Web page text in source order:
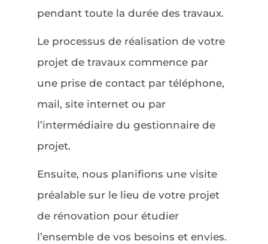
pendant toute la durée des travaux.
Le processus de réalisation de votre
projet de travaux commence par
une prise de contact par téléphone,
mail, site internet ou par
l’intermédiaire du gestionnaire de
projet.
Ensuite, nous planifions une visite
préalable sur le lieu de votre projet
de rénovation pour étudier
l’ensemble de vos besoins et envies.